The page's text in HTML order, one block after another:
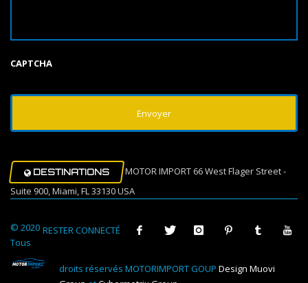
CAPTCHA
DESTINATIONS
MOTOR IMPORT 66 West Flager Street -
Suite 900, Miami, FL 33130 USA
RESTER CONNECTÉ
© 2020
Tous
droits réservés MOTORIMPORT GOUP Design Muovi